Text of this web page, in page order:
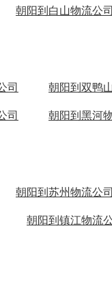
朝阳到白山物流公司
司 朝阳到双鸭
司 朝阳到黑河
朝阳到苏州物流公司
朝阳到镇江物流